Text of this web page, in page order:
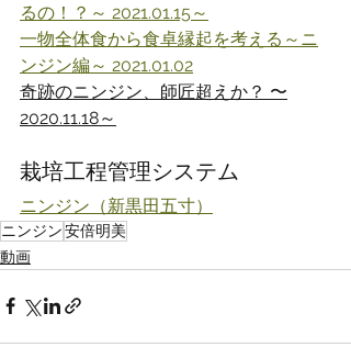
るの！？～ 2021.01.15～
一物全体食から食卓縁起を考える～ニ
ンジン編～ 2021.01.02
奇跡のニンジン、師匠超えか？ 〜
2020.11.18～
栽培工程管理システム
ニンジン（新黒田五寸）
ニンジン安倍明美
動画